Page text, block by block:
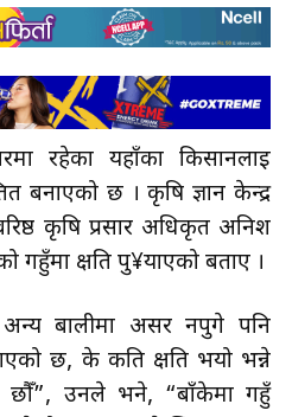
रहेका यहाँका किसानलाई
बनाएको छ । कृषि ज्ञान केन्द्र
कृषि प्रसार अधिकृत अनिश
गहुँमा क्षति पु¥याएको बताए ।
बालीमा असर नपुगे पनि
छ, के कति क्षति भयो भन्ने
छौँ”, उनले भने, “बाँकेमा गहुँ